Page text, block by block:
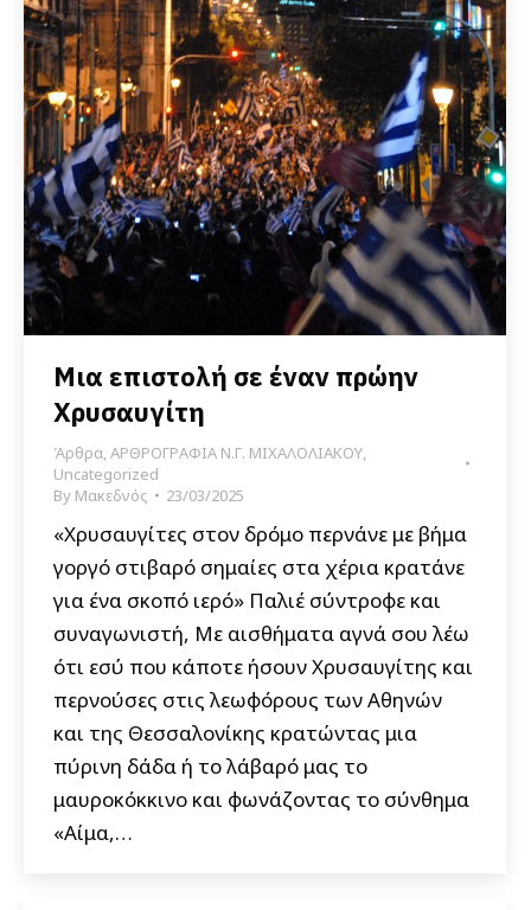
Μια επιστολή σε έναν πρώην
Xρυσαυγίτη
Άρθρα,ΑΡΘΡΟΓΡΑΦΙΑ Ν.Γ. ΜΙΧΑΛΟΛΙΑΚΟΥ,
Uncategorized
By Μακεδνός 23/03/2025
«Χρυσαυγίτες στον δρόμο περνάνε με βήμα
γοργό στιβαρό σημαίες στα χέρια κρατάνε
για ένα σκοπό ιερό» Παλιέ σύντροφε και
συναγωνιστή, Με αισθήματα αγνά σου λέω
ότι εσύ που κάποτε ήσουν Χρυσαυγίτης και
περνούσες στις λεωφόρους των Αθηνών
και της Θεσσαλονίκης κρατώντας μια
πύρινη δάδα ή το λάβαρό μας το
μαυροκόκκινο και φωνάζοντας το σύνθημα
«Αίμα,…